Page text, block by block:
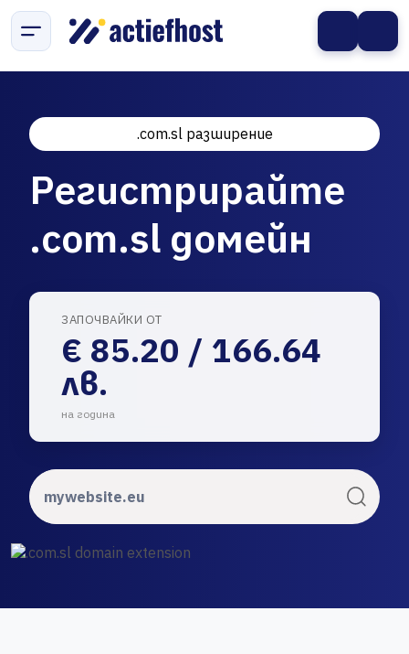
.com.sl разширение
Регистрирайте
.com.sl домейн
ЗАПОЧВАЙКИ ОТ
€ 85.20 / 166.64
лв.
на година